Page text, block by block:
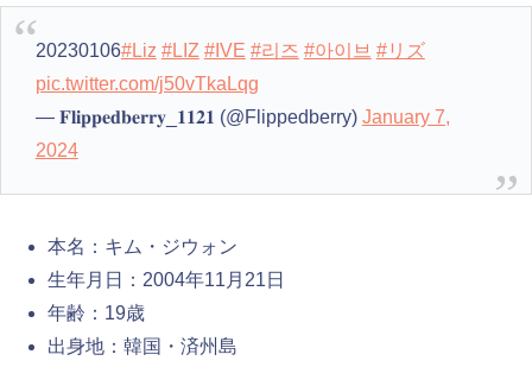
20230106#Liz #LIZ #IVE #리즈 #아이브 #リズ
pic.twitter.com/j50vTkaLqg
— 𝐅𝐥𝐢𝐩𝐩𝐞𝐝𝐛𝐞𝐫𝐫𝐲_𝟏𝟏𝟐𝟏 (@Flippedberry) January 7,
2024
本名：キム・ジウォン
生年月日：2004年11月21日
年齢：19歳
出身地：韓国・済州島